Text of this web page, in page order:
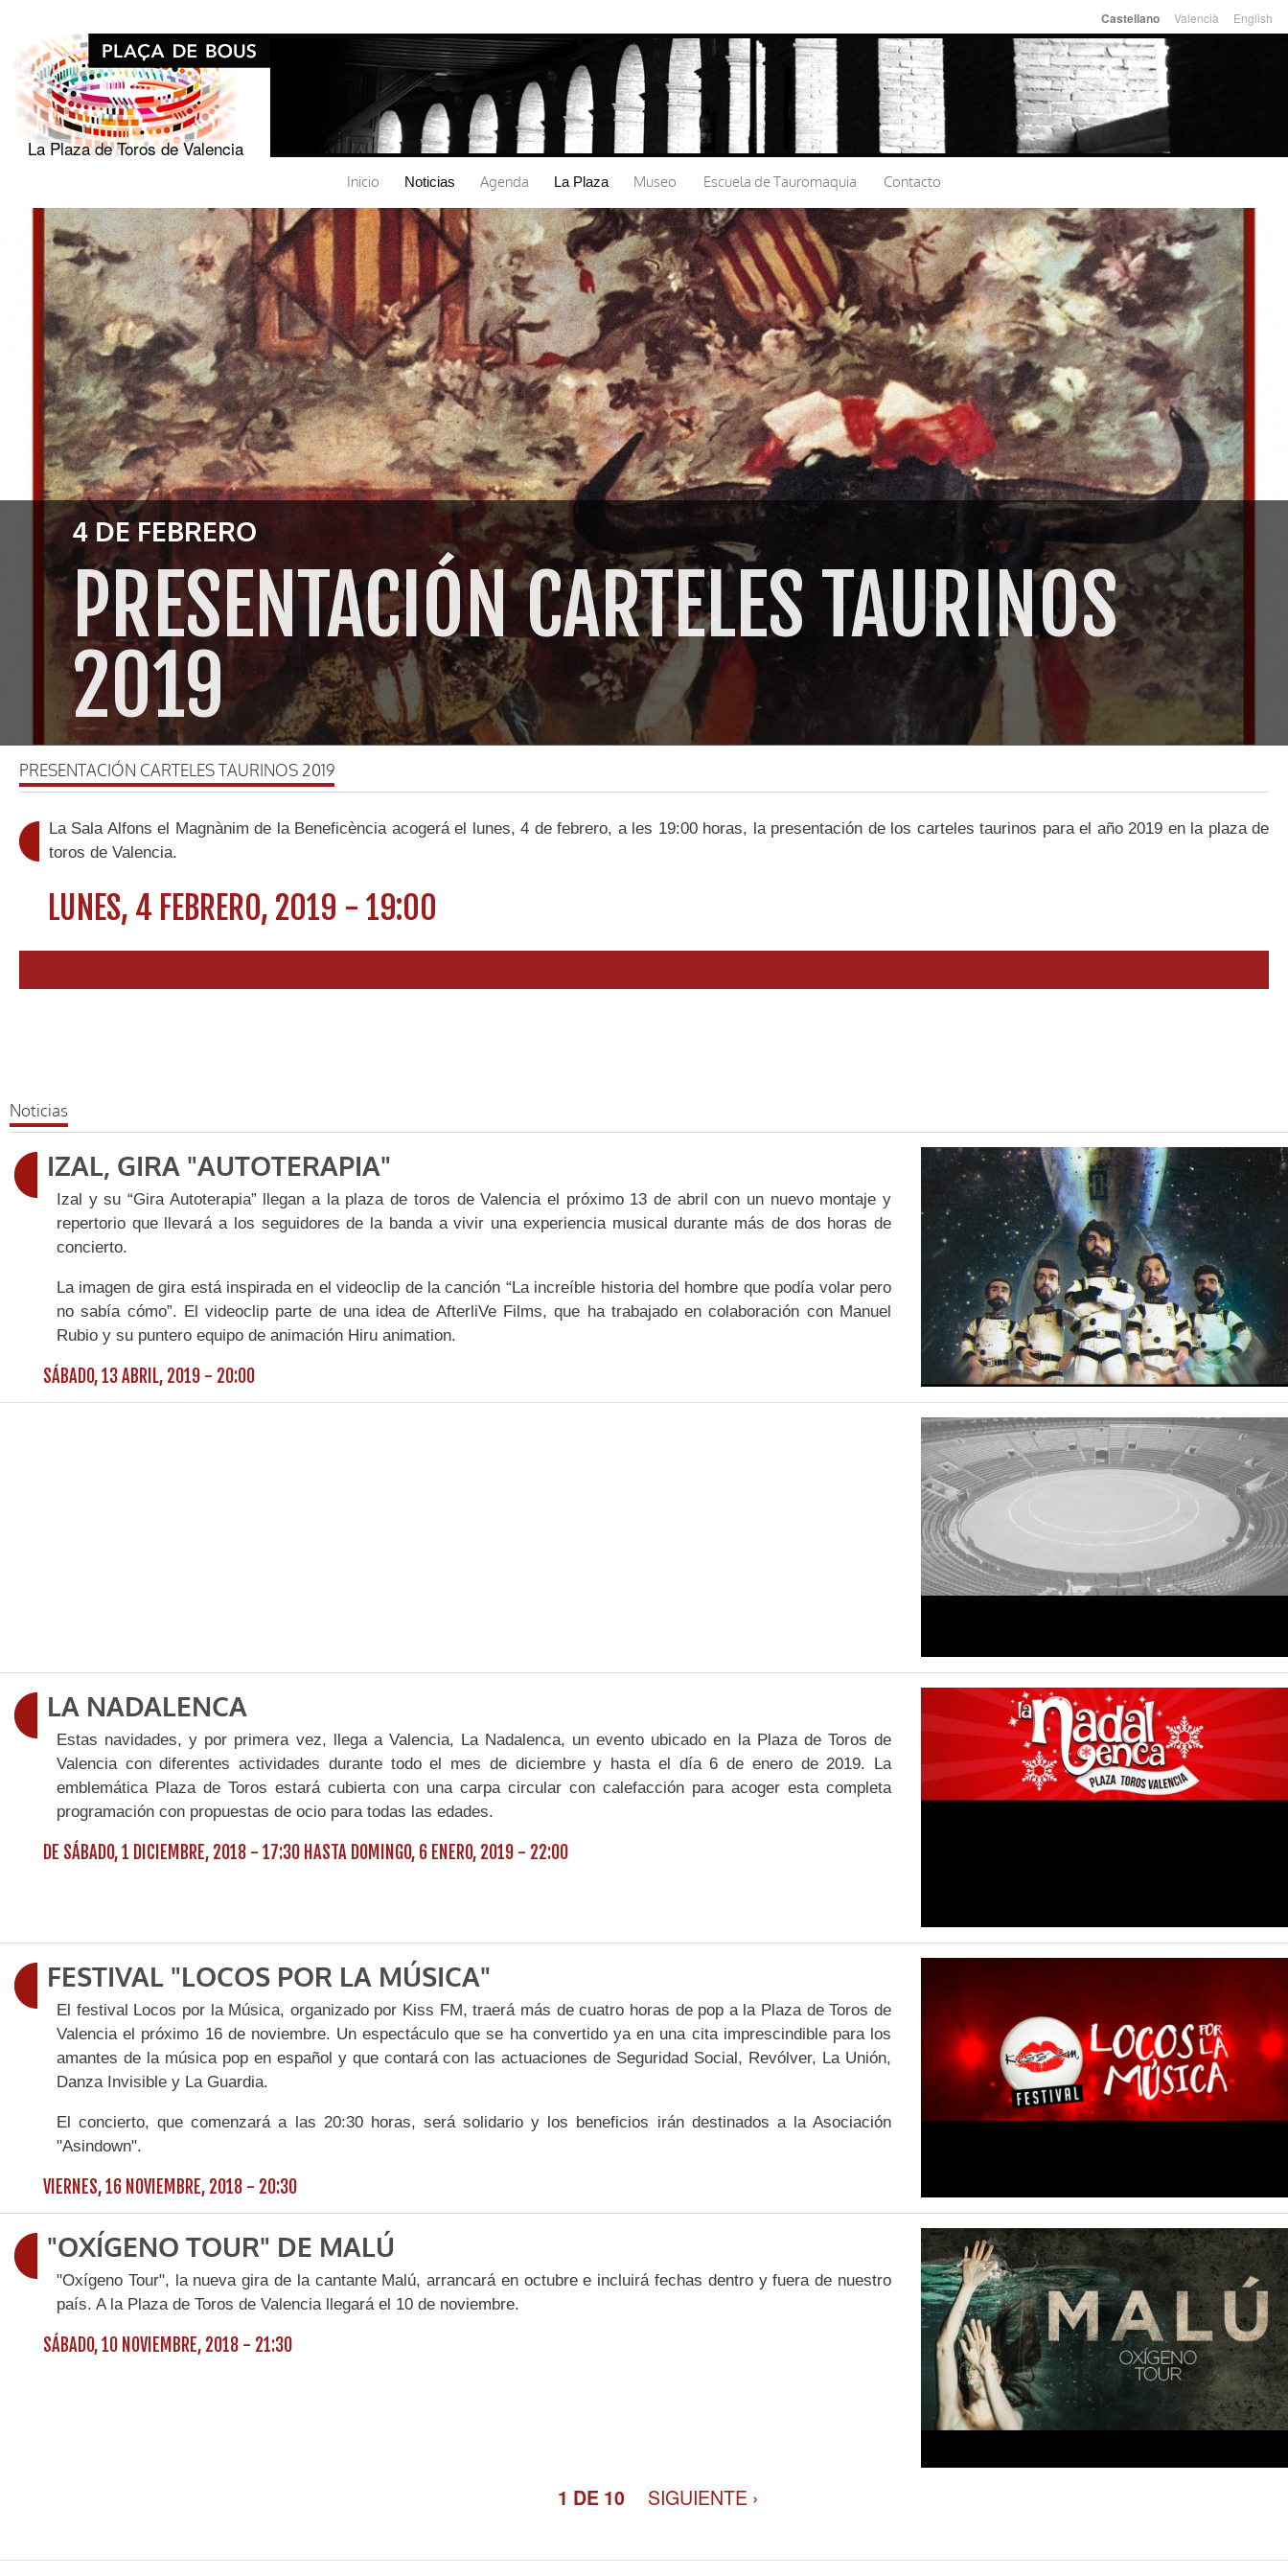
contenido
principal
Idiomas
Castellano Valencià English
La Plaza de Toros de Valencia
Inicio Noticias Agenda La Plaza Museo Escuela de Tauromaquia Contacto
4 DE FEBRERO
PRESENTACIÓN CARTELES TAURINOS
2019
PRESENTACIÓN CARTELES TAURINOS 2019
La Sala Alfons el Magnànim de la Beneficència acogerá el lunes, 4 de febrero, a les 19:00 horas, la presentación de los carteles taurinos para el año 2019 en la plaza de
toros de Valencia.
LUNES, 4 FEBRERO, 2019 - 19:00
Noticias
IZAL, GIRA "AUTOTERAPIA"
Izal y su “Gira Autoterapia” llegan a la plaza de toros de Valencia el próximo 13 de abril con un nuevo montaje y
repertorio que llevará a los seguidores de la banda a vivir una experiencia musical durante más de dos horas de
concierto.
La imagen de gira está inspirada en el videoclip de la canción “La increíble historia del hombre que podía volar pero
no sabía cómo”. El videoclip parte de una idea de AfterliVe Films, que ha trabajado en colaboración con Manuel
Rubio y su puntero equipo de animación Hiru animation.
SÁBADO, 13 ABRIL, 2019 - 20:00
LA NADALENCA
Estas navidades, y por primera vez, llega a Valencia, La Nadalenca, un evento ubicado en la Plaza de Toros de
Valencia con diferentes actividades durante todo el mes de diciembre y hasta el día 6 de enero de 2019. La
emblemática Plaza de Toros estará cubierta con una carpa circular con calefacción para acoger esta completa
programación con propuestas de ocio para todas las edades.
DE SÁBADO, 1 DICIEMBRE, 2018 - 17:30 HASTA DOMINGO, 6 ENERO, 2019 - 22:00
FESTIVAL "LOCOS POR LA MÚSICA"
El festival Locos por la Música, organizado por Kiss FM, traerá más de cuatro horas de pop a la Plaza de Toros de
Valencia el próximo 16 de noviembre. Un espectáculo que se ha convertido ya en una cita imprescindible para los
amantes de la música pop en español y que contará con las actuaciones de Seguridad Social, Revólver, La Unión,
Danza Invisible y La Guardia.
El concierto, que comenzará a las 20:30 horas, será solidario y los beneficios irán destinados a la Asociación
"Asindown".
VIERNES, 16 NOVIEMBRE, 2018 - 20:30
"OXÍGENO TOUR" DE MALÚ
"Oxígeno Tour", la nueva gira de la cantante Malú, arrancará en octubre e incluirá fechas dentro y fuera de nuestro
país. A la Plaza de Toros de Valencia llegará el 10 de noviembre.
SÁBADO, 10 NOVIEMBRE, 2018 - 21:30
1 DE 10 SIGUIENTE ›